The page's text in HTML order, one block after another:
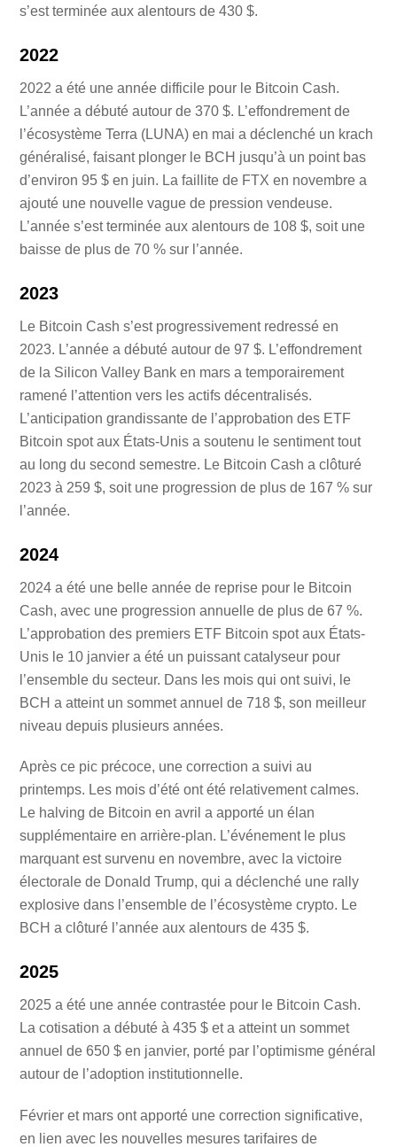
s’est terminée aux alentours de 430 $.
2022
2022 a été une année difficile pour le Bitcoin Cash.
L’année a débuté autour de 370 $. L’effondrement de
l’écosystème Terra (LUNA) en mai a déclenché un krach
généralisé, faisant plonger le BCH jusqu’à un point bas
d’environ 95 $ en juin. La faillite de FTX en novembre a
ajouté une nouvelle vague de pression vendeuse.
L’année s’est terminée aux alentours de 108 $, soit une
baisse de plus de 70 % sur l’année.
2023
Le Bitcoin Cash s’est progressivement redressé en
2023. L’année a débuté autour de 97 $. L’effondrement
de la Silicon Valley Bank en mars a temporairement
ramené l’attention vers les actifs décentralisés.
L’anticipation grandissante de l’approbation des ETF
Bitcoin spot aux États-Unis a soutenu le sentiment tout
au long du second semestre. Le Bitcoin Cash a clôturé
2023 à 259 $, soit une progression de plus de 167 % sur
l’année.
2024
2024 a été une belle année de reprise pour le Bitcoin
Cash, avec une progression annuelle de plus de 67 %.
L’approbation des premiers ETF Bitcoin spot aux États-
Unis le 10 janvier a été un puissant catalyseur pour
l’ensemble du secteur. Dans les mois qui ont suivi, le
BCH a atteint un sommet annuel de 718 $, son meilleur
niveau depuis plusieurs années.
Après ce pic précoce, une correction a suivi au
printemps. Les mois d’été ont été relativement calmes.
Le halving de Bitcoin en avril a apporté un élan
supplémentaire en arrière-plan. L’événement le plus
marquant est survenu en novembre, avec la victoire
électorale de Donald Trump, qui a déclenché une rally
explosive dans l’ensemble de l’écosystème crypto. Le
BCH a clôturé l’année aux alentours de 435 $.
2025
2025 a été une année contrastée pour le Bitcoin Cash.
La cotisation a débuté à 435 $ et a atteint un sommet
annuel de 650 $ en janvier, porté par l’optimisme général
autour de l’adoption institutionnelle.
Février et mars ont apporté une correction significative,
en lien avec les nouvelles mesures tarifaires de